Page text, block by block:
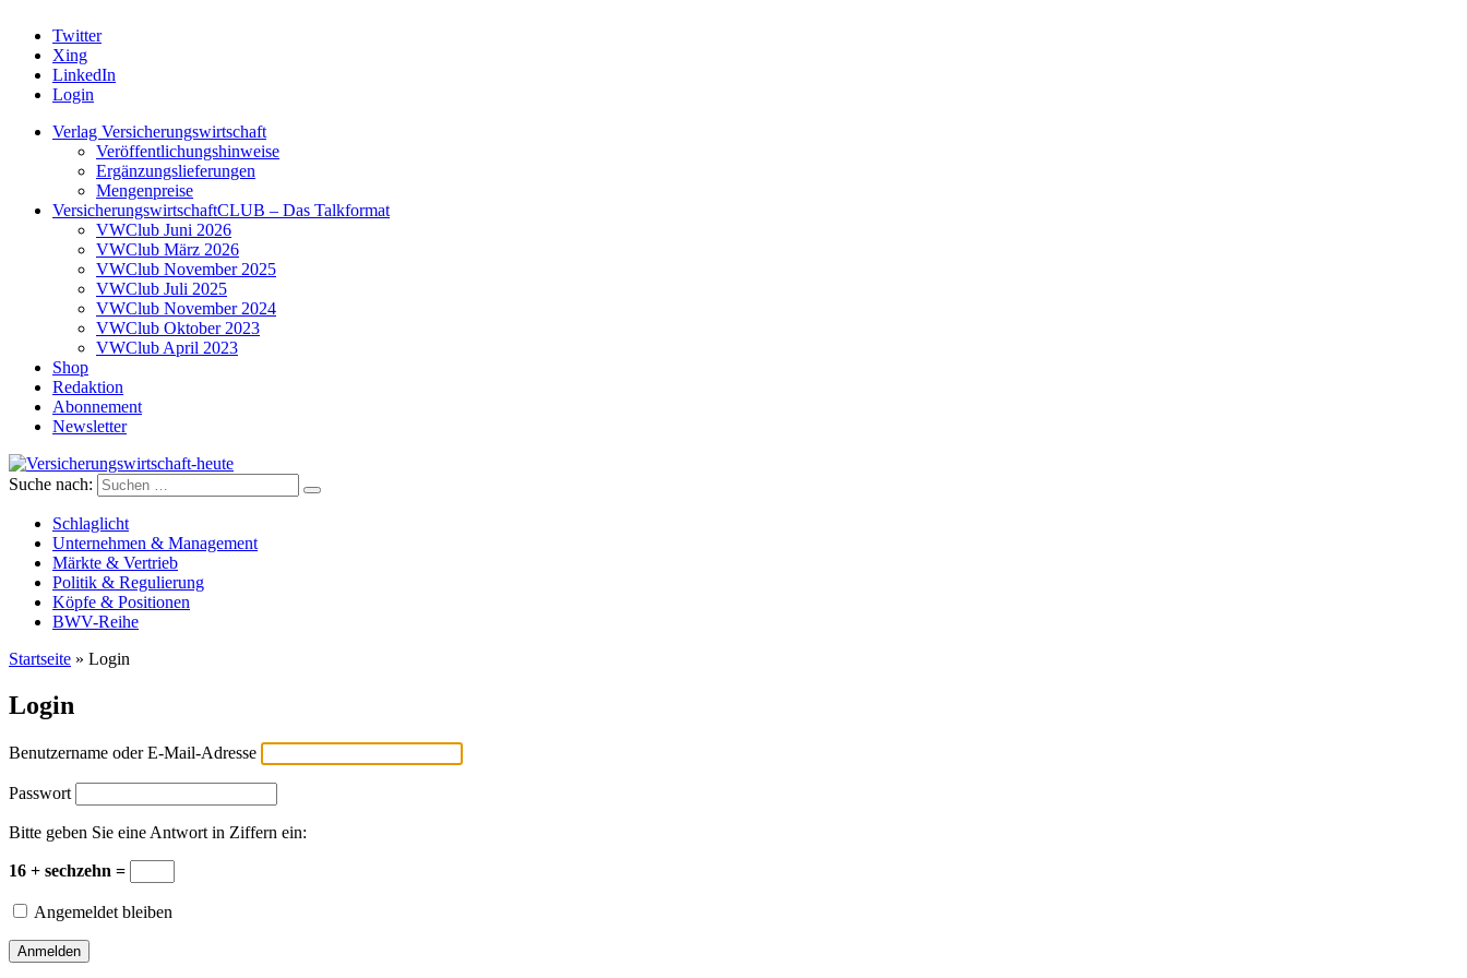
Twitter
Xing
LinkedIn
Login
Verlag Versicherungswirtschaft
Veröffentlichungshinweise
Ergänzungslieferungen
Mengenpreise
VersicherungswirtschaftCLUB – Das Talkformat
VWClub Juni 2026
VWClub März 2026
VWClub November 2025
VWClub Juli 2025
VWClub November 2024
VWClub Oktober 2023
VWClub April 2023
Shop
Redaktion
Abonnement
Newsletter
Versicherungswirtschaft-heute
Suche nach:
Schlaglicht
Unternehmen & Management
Märkte & Vertrieb
Politik & Regulierung
Köpfe & Positionen
BWV-Reihe
Startseite » Login
Login
Benutzername oder E-Mail-Adresse
Passwort
Bitte geben Sie eine Antwort in Ziffern ein:
16 + sechzehn =
Angemeldet bleiben